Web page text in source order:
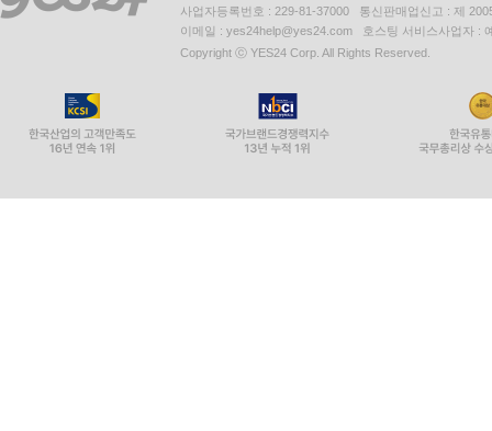
사업자등록번호 : 229-81-37000 통신판매업신고 : 제
이메일 : yes24help@yes24.com 호스팅 서비스사업자 :
Copyright ⓒ YES24 Corp. All Rights Reserved.